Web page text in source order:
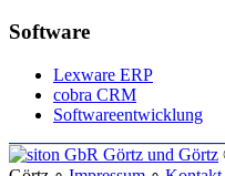
Software
Lexware ERP
cobra CRM
Softwareentwicklung